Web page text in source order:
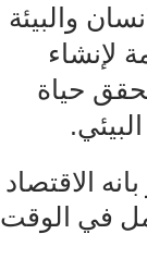
والبيئة
لإنشاء
حياة
الاقتصاد
في الوقت